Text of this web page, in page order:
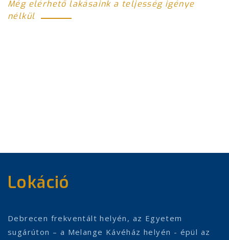
Még elérhető lakásaink a teljesség igénye
nélkül
Lokáció
Debrecen frekventált helyén, az Egyetem
sugárúton – a Melange Kávéház helyén - épül az